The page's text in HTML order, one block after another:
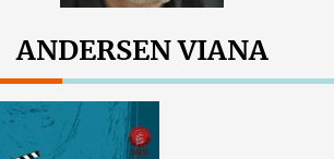
ANDERSEN VIANA